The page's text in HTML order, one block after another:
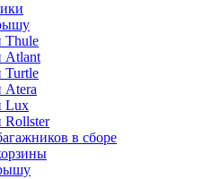
Thule
Atlant
Turtle
Atera
Lux
Rollster
в сборе